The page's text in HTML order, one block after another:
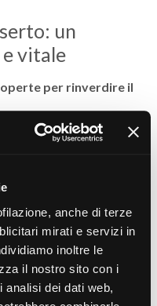
anche di terze
mirati e servizi in
inoltre le
il nostro sito con i
analisi dei dati web,
un
vitale
per rinverdire il